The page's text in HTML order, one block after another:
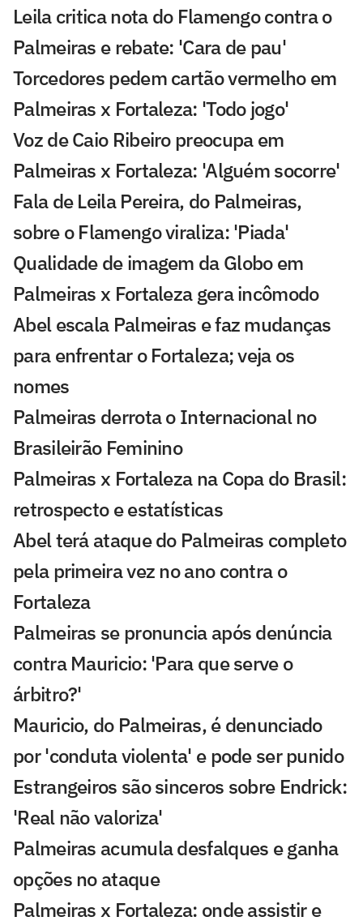
Leila critica nota do Flamengo contra o
Palmeiras e rebate: 'Cara de pau'
Torcedores pedem cartão vermelho em
Palmeiras x Fortaleza: 'Todo jogo'
Voz de Caio Ribeiro preocupa em
Palmeiras x Fortaleza: 'Alguém socorre'
Fala de Leila Pereira, do Palmeiras,
sobre o Flamengo viraliza: 'Piada'
Qualidade de imagem da Globo em
Palmeiras x Fortaleza gera incômodo
Abel escala Palmeiras e faz mudanças
para enfrentar o Fortaleza; veja os
nomes
Palmeiras derrota o Internacional no
Brasileirão Feminino
Palmeiras x Fortaleza na Copa do Brasil:
retrospecto e estatísticas
Abel terá ataque do Palmeiras completo
pela primeira vez no ano contra o
Fortaleza
Palmeiras se pronuncia após denúncia
contra Mauricio: 'Para que serve o
árbitro?'
Mauricio, do Palmeiras, é denunciado
por 'conduta violenta' e pode ser punido
Estrangeiros são sinceros sobre Endrick:
'Real não valoriza'
Palmeiras acumula desfalques e ganha
opções no ataque
Palmeiras x Fortaleza: onde assistir e